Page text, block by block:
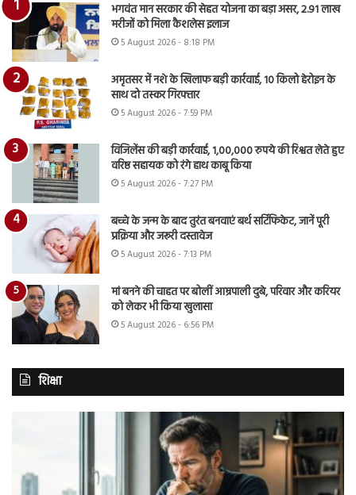
भगवंत मान सरकार की सेहत योजना का बड़ा असर, 2.91 लाख
मरीजों को मिला कैशलेस इलाज
5 August 2026 - 8:18 PM
अमृतसर में नशे के खिलाफ बड़ी कार्रवाई, 10 किलो हेरोइन के
साथ दो तस्कर गिरफ्तार
5 August 2026 - 7:59 PM
विजिलेंस की बड़ी कार्रवाई, 1,00,000 रुपये की रिश्वत लेते हुए
वरिष्ठ सहायक को रंगे हाथ काबू किया
5 August 2026 - 7:27 PM
बच्चे के जन्म के बाद तुरंत बनवाएं बर्थ सर्टिफिकेट, जानें पूरी
प्रक्रिया और जरूरी दस्तावेज
5 August 2026 - 7:13 PM
मां बनने की चाहत पर बोलीं आम्रपाली दुबे, परिवार और करियर
को लेकर भी किया खुलासा
5 August 2026 - 6:56 PM
शिक्षा